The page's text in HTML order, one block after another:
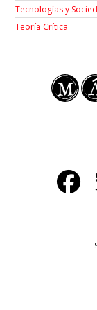
Tecnologías y
Teoría Crítica